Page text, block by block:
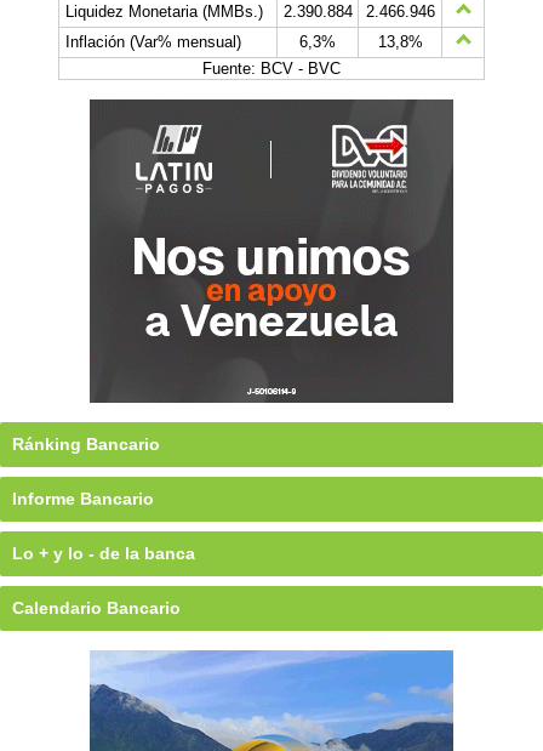
Liquidez Monetaria (MMBs.)
2.390.884
2.466.946
Inflación (Var% mensual)
6,3%
13,8%
Fuente: BCV - BVC
Ránking Bancario
Informe Bancario
Lo + y lo - de la banca
Calendario Bancario